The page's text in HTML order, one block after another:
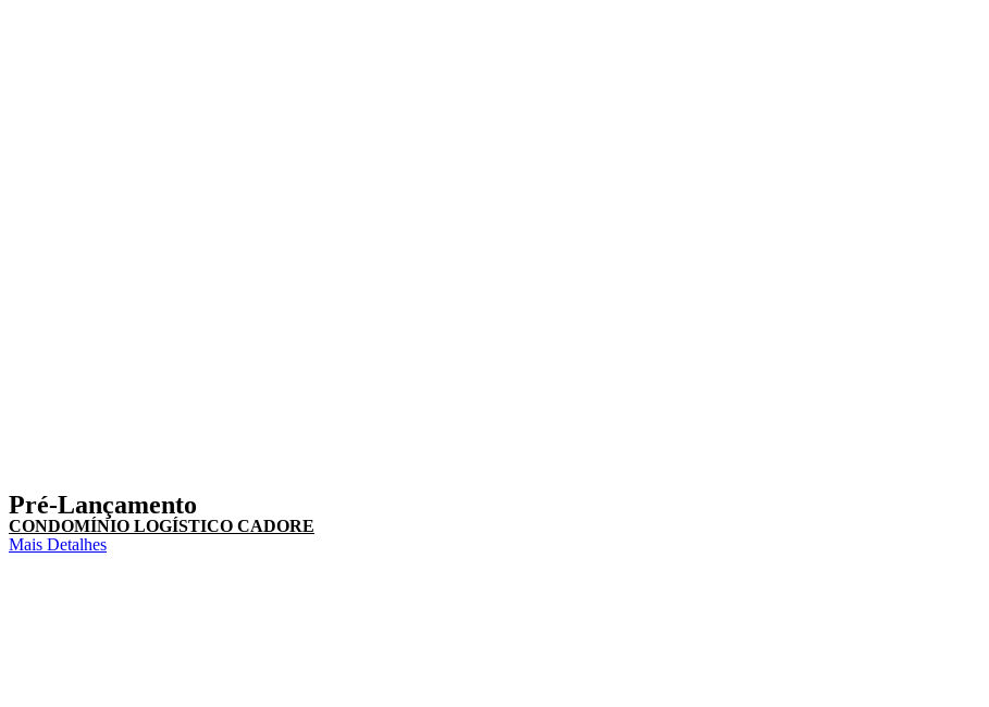
Pré-Lançamento
CONDOMÍNIO LOGÍSTICO CADORE
Mais Detalhes